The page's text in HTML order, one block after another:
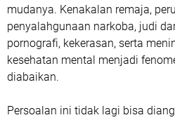
mudanya. Kenakalan remaja,
penyalahgunaan narkoba, judi
pornografi, kekerasan, serta
kesehatan mental menjadi
diabaikan.
Persoalan ini tidak lagi bisa